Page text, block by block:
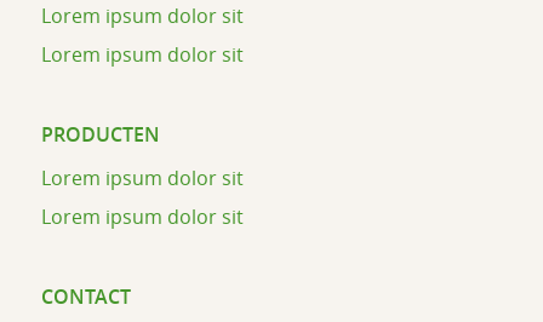
Lorem ipsum dolor sit
Lorem ipsum dolor sit
PRODUCTEN
Lorem ipsum dolor sit
Lorem ipsum dolor sit
CONTACT